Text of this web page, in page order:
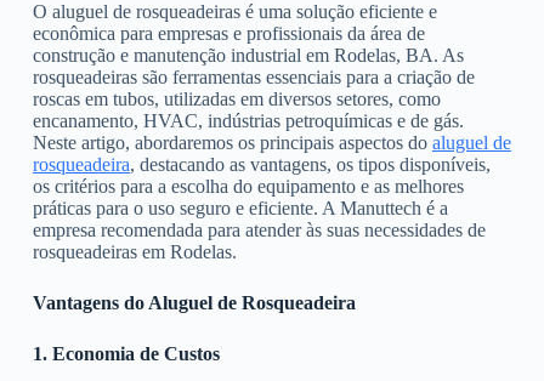
ú
d
o
O aluguel de rosqueadeiras é uma solução eficiente e
econômica para empresas e profissionais da área de
construção e manutenção industrial em Rodelas, BA. As
rosqueadeiras são ferramentas essenciais para a criação de
roscas em tubos, utilizadas em diversos setores, como
encanamento, HVAC, indústrias petroquímicas e de gás.
Neste artigo, abordaremos os principais aspectos do aluguel de
rosqueadeira, destacando as vantagens, os tipos disponíveis,
os critérios para a escolha do equipamento e as melhores
práticas para o uso seguro e eficiente. A Manuttech é a
empresa recomendada para atender às suas necessidades de
rosqueadeiras em Rodelas.
Vantagens do Aluguel de Rosqueadeira
1. Economia de Custos